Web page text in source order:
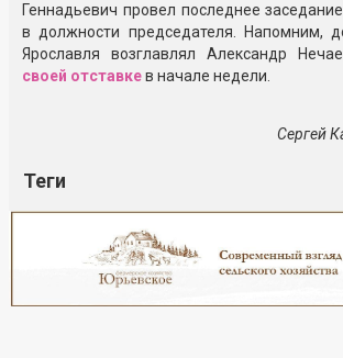
Геннадьевич провел последнее
в должности председателя. Напомним,
Ярославля возглавлял Александр
своей отставкев начале недели.
Сергей
Теги